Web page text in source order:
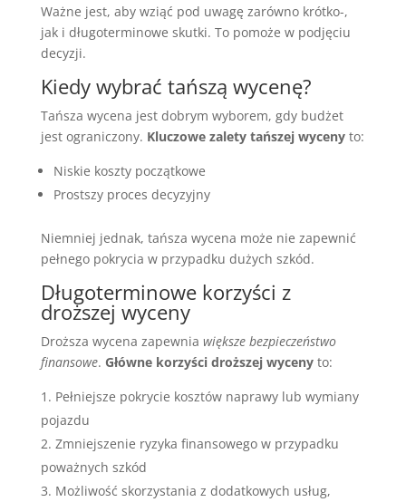
Ważne jest, aby wziąć pod uwagę zarówno krótko-,
jak i długoterminowe skutki. To pomoże w podjęciu
decyzji.
Kiedy wybrać tańszą wycenę?
Tańsza wycena jest dobrym wyborem, gdy budżet
jest ograniczony. Kluczowe zalety tańszej wycenyto:
Niskie koszty początkowe
Prostszy proces decyzyjny
Niemniej jednak, tańsza wycena może nie zapewnić
pełnego pokrycia w przypadku dużych szkód.
Długoterminowe korzyści z
droższej wyceny
Droższa wycena zapewnia większe bezpieczeństwo
finansowe. Główne korzyści droższej wycenyto:
Pełniejsze pokrycie kosztów naprawy lub wymiany
pojazdu
Zmniejszenie ryzyka finansowego w przypadku
poważnych szkód
Możliwość skorzystania z dodatkowych usług,